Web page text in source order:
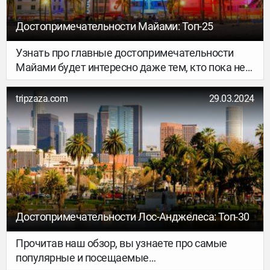
Достопримечательности Майами: Топ-25
Узнать про главные достопримечательности
Майами будет интересно даже тем, кто пока не
планирует визит на побережье Атлантического
океана. Прочитайте наш обзор, и вы узнаете, что
посмотреть в Майами следует каждому
путешественнику.
tripzaza.com 29.03.2024
Достопримечательности Лос-Анджелеса: Топ-30
Прочитав наш обзор, вы узнаете про самые
популярные и посещаемые